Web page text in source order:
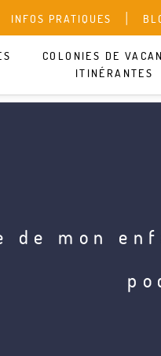
INFOS PRATIQUES
COLONIES DE
ITINÉRANTES
de mon